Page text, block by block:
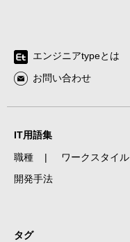
エンジニアtypeとは
お問い合わせ
IT用語集
職種
ワークスタイル
開発手法
タグ